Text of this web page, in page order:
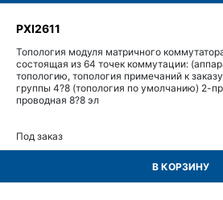
PXI2611
Топология модуля матричного
состоящая из 64 точек коммутации:
топологию, топология примечаний к
группы 4?8 (топология по умолчанию) 2-
проводная 8?8 эл
Под заказ
В КОРЗИНУ